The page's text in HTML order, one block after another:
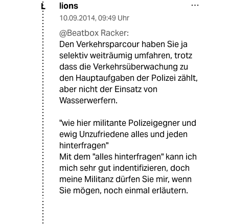
L lions
10.09.2014, 09:49 Uhr
@Beatbox Racker:
Den Verkehrsparcour haben Sie ja
selektiv weiträumig umfahren, trotz
dass die Verkehrsüberwachung zu
den Hauptaufgaben der Polizei zählt,
aber nicht der Einsatz von
Wasserwerfern.
"wie hier militante Polizeigegner und
ewig Unzufriedene alles und jeden
hinterfragen"
Mit dem "alles hinterfragen" kann ich
mich sehr gut indentifizieren, doch
meine Militanz dürfen Sie mir, wenn
Sie mögen, noch einmal erläutern.